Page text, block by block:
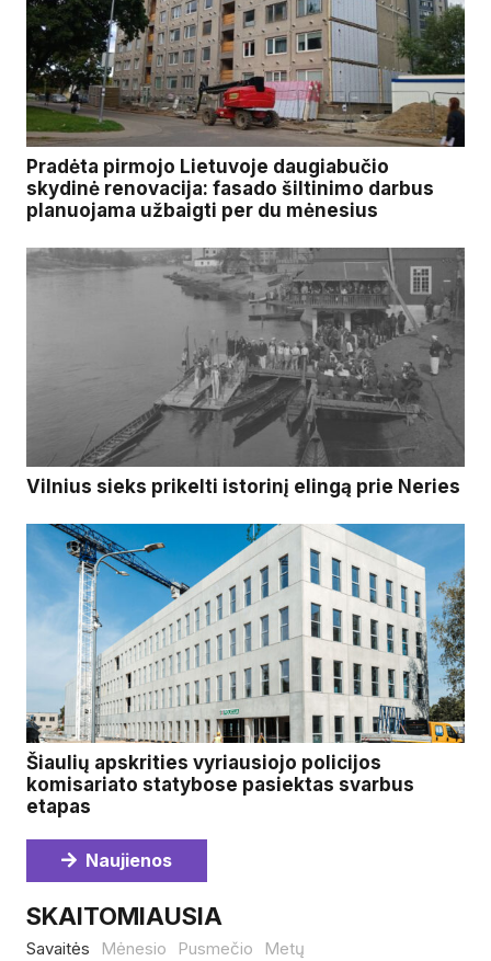
Pradėta pirmojo Lietuvoje daugiabučio
skydinė renovacija: fasado šiltinimo darbus
planuojama užbaigti per du mėnesius
Vilnius sieks prikelti istorinį elingą prie Neries
Šiaulių apskrities vyriausiojo policijos
komisariato statybose pasiektas svarbus
etapas
Naujienos
SKAITOMIAUSIA
Savaitės Mėnesio Pusmečio Metų